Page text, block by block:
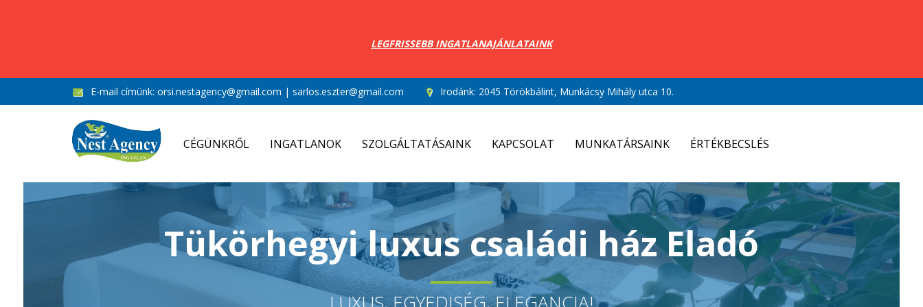
LEGFRISSEBB INGATLANAJÁNLATAINK
E-mail címünk: orsi.nestagency@gmail.com | sarlos.eszter@gmail.com Irodánk: 2045 Törökbálint, Munkácsy Mihály utca 10.
CÉGÜNKRŐL INGATLANOK SZOLGÁLTATÁSAINK KAPCSOLAT MUNKATÁRSAINK ÉRTÉKBECSLÉS
Tükörhegyi luxus családi ház Eladó